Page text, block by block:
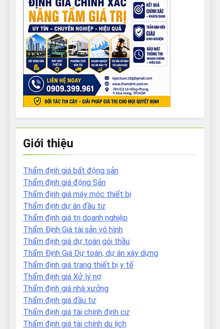
Giới thiệu
Thẩm định giá bất động sản
Thẩm định giá động Sản
Thẩm định giá máy móc thiết bị
Thẩm định dự án đầu tư
Thẩm định giá tri doanh nghiệp
Thẩm Định Giá tài sản vô hình
Thẩm định giá dự toán gói thầu
Thẩm Định Giá Dự toán, dự án xây dựng
Thẩm định giá trang thiết bị y tế
Thẩm định giá Xử lý nợ
Thẩm định giá nhà xưởng
Thẩm định giá đầu tư
Thẩm định giá tài chính định cư
Thẩm định giá tài chính du lịch